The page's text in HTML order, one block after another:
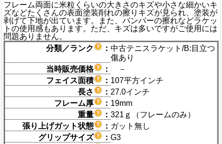
フレーム両面に米粒くらいの大きさのキズや小さな細かいキ
ズなどたくさんの表面塗装削れの擦りキズが見られ、塗装が
剥げて下地が出ています。また、バンパーの擦れなどラケッ
トの使用感もあります。ただ、キズは多いですがご使用には
問題ありません。
分類／ランク
： 中古テニスラケット/B:目立つ
傷あり
当時販売価格
：
－
フェイス面積
： 107平方インチ
長さ
： 27.0インチ
フレーム厚
： 19mm
重量
： 321ｇ（フレームのみ）
張り上げガット状態
： ガット無し
グリップサイズ
： G3